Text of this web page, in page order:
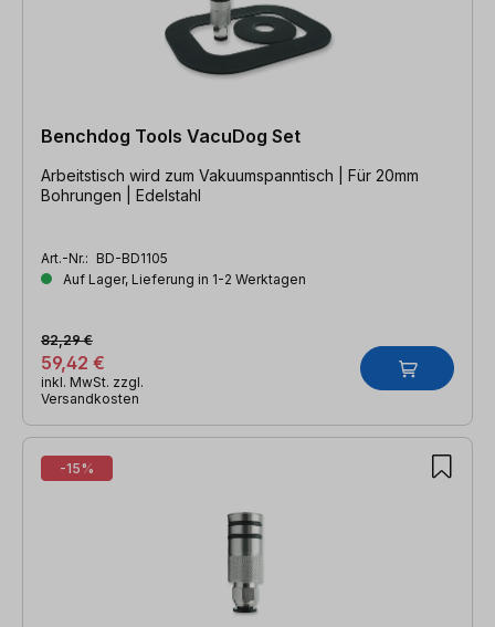
Benchdog Tools VacuDog Set
Arbeitstisch wird zum Vakuumspanntisch | Für 20mm
Bohrungen | Edelstahl
Art.-Nr.: BD-BD1105
Auf Lager, Lieferung in 1-2 Werktagen
59,42 €
82,29 €
inkl. MwSt. zzgl.
Versandkosten
-15%